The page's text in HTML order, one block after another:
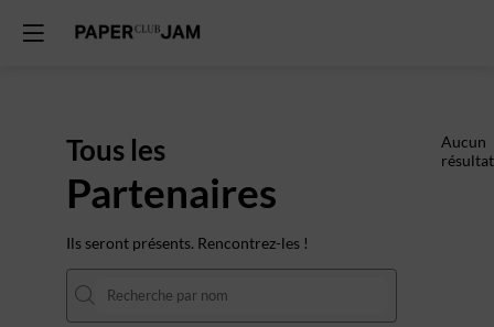
Tous les
Partenaires
Ils seront présents. Rencontrez-les !
Aucun
résultat